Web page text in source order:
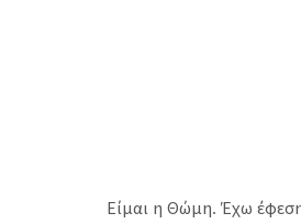
Είμαι η Θώμη. Έχω